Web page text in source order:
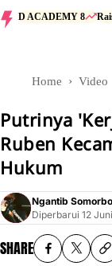
D ACADEMY 8
Home Video
Putrinya
Ruben
Hukum
Ngantib
Diperbarui 12
SHARE